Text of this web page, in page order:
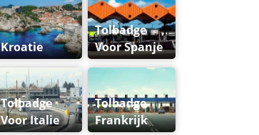
Kroatie
Tolbadge
Voor Spanje
Tolbadge
Voor Italie
Tolbadge
Frankrijk